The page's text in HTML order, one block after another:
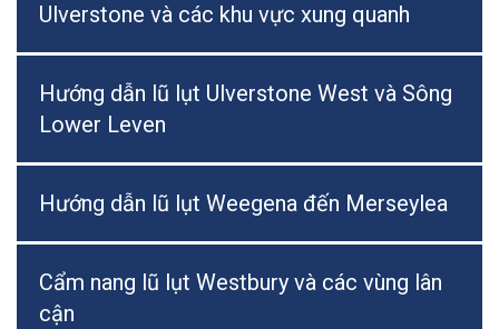
Ulverstone và các khu vực xung quanh
Hướng dẫn lũ lụt Ulverstone West và Sông
Lower Leven
Hướng dẫn lũ lụt Weegena đến Merseylea
Cẩm nang lũ lụt Westbury và các vùng lân
cận